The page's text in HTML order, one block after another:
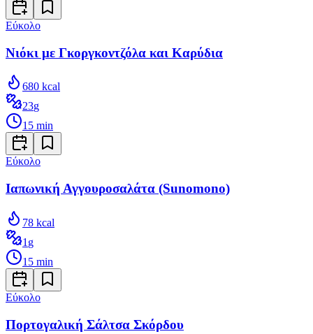
Εύκολο
Νιόκι με Γκοργκοντζόλα και Καρύδια
680 kcal
23g
15 min
Εύκολο
Ιαπωνική Αγγουροσαλάτα (Sunomono)
78 kcal
1 g
15 min
Εύκολο
Πορτογαλική Σάλτσα Σκόρδου